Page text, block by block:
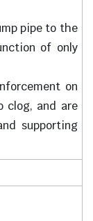
pipe to the
of only
on
clog, and are
supporting